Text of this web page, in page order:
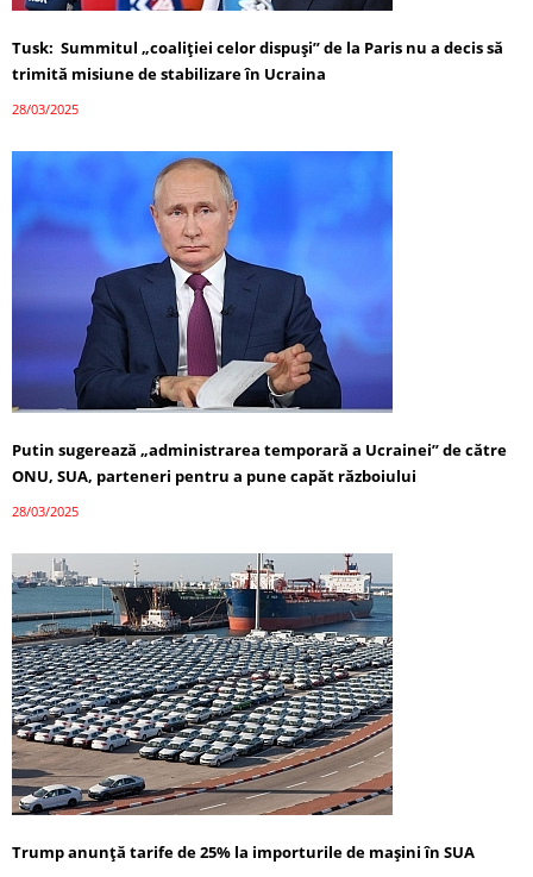
Tusk: Summitul „coaliției celor dispuși” de la Paris nu a decis să
trimită misiune de stabilizare în Ucraina
28/03/2025
Putin sugerează „administrarea temporară a Ucrainei” de către
ONU, SUA, parteneri pentru a pune capăt războiului
28/03/2025
Trump anunță tarife de 25% la importurile de mașini în SUA